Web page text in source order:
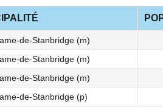
de-Stanbridge (m)
de-Stanbridge (m)
de-Stanbridge (m)
de-Stanbridge (p)